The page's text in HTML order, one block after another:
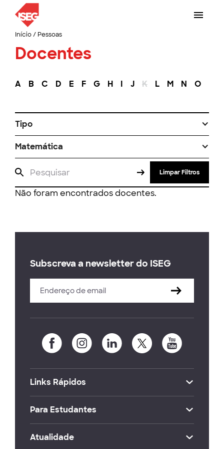
Início/ Pessoas
Docentes
A B C D E F G H I J K L M N O
Tipo
Matemática
Limpar Filtros
Não foram encontrados docentes.
Subscreva a newsletter do ISEG
Links Rápidos
Para Estudantes
Atualidade